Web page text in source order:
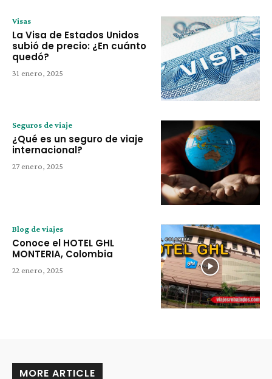
Visas
La Visa de Estados Unidos
subió de precio: ¿En cuánto
quedó?
31 enero, 2025
Seguros de viaje
¿Qué es un seguro de viaje
internacional?
27 enero, 2025
Blog de viajes
Conoce el HOTEL GHL
MONTERIA, Colombia
22 enero, 2025
MORE ARTICLE